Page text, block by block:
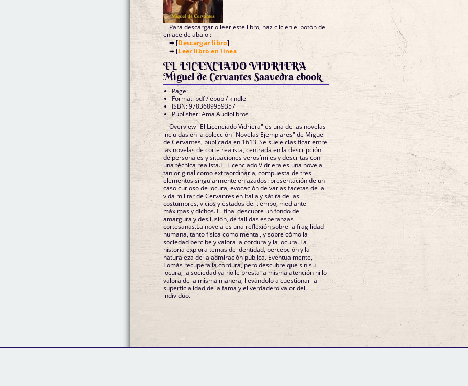
Para descargar o leer este libro, haz clic en el botón de
enlace de abajo :
➡ [Descargar libro]
➡ [Leer libro en línea]
EL LICENCIADO VIDRIERA
Miguel de Cervantes Saavedra ebook
Page:
Format: pdf / epub / kindle
ISBN: 9783689959357
Publisher: Ama Audiolibros
Overview "El Licenciado Vidriera" es una de las novelas
incluidas en la colección "Novelas Ejemplares" de Miguel
de Cervantes, publicada en 1613. Se suele clasificar entre
las novelas de corte realista, centrada en la descripción
de personajes y situaciones verosímiles y descritas con
una técnica realista.El Licenciado Vidriera es una novela
tan original como extraordinaria, compuesta de tres
elementos singularmente enlazados: presentación de un
caso curioso de locura, evocación de varias facetas de la
vida militar de Cervantes en Italia y sátira de las
costumbres, vicios y estados del tiempo, mediante
máximas y dichos. El final descubre un fondo de
amargura y desilusión, de fallidas esperanzas
cortesanas.La novela es una reflexión sobre la fragilidad
humana, tanto física como mental, y sobre cómo la
sociedad percibe y valora la cordura y la locura. La
historia explora temas de identidad, percepción y la
naturaleza de la admiración pública. Eventualmente,
Tomás recupera la cordura, pero descubre que sin su
locura, la sociedad ya no le presta la misma atención ni lo
valora de la misma manera, llevándolo a cuestionar la
superficialidad de la fama y el verdadero valor del
individuo.